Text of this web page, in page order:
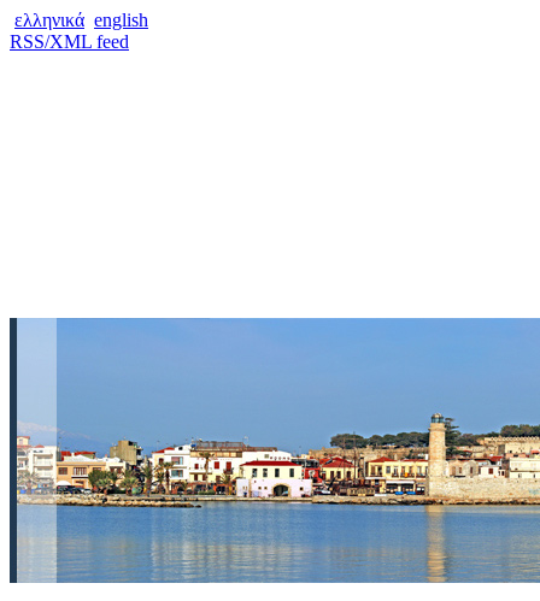
ελληνικά english
RSS/XML feed